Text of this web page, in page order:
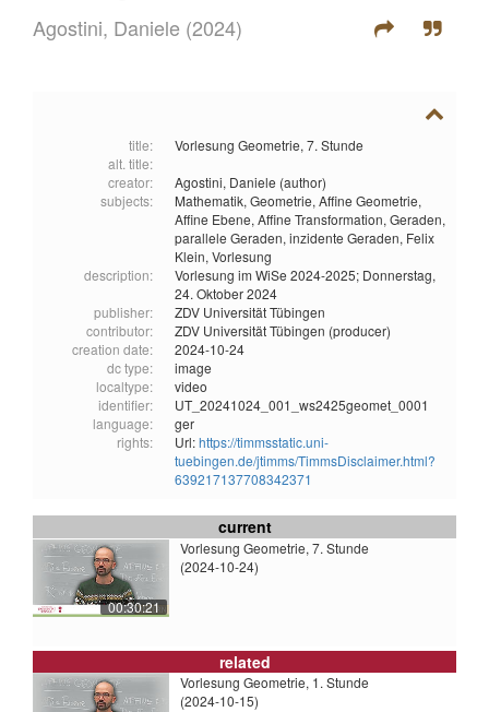
Agostini, Daniele (2024)
title:
Vorlesung Geometrie, 7. Stunde
alt. title:
creator:
Agostini, Daniele (author)
subjects:
Mathematik, Geometrie, Affine Geometrie,
Affine Ebene, Affine Transformation, Geraden,
parallele Geraden, inzidente Geraden, Felix
Klein, Vorlesung
description:
Vorlesung im WiSe 2024-2025; Donnerstag,
24. Oktober 2024
publisher:
ZDV Universität Tübingen
contributor:
ZDV Universität Tübingen (producer)
creation date:
2024-10-24
dc type:
image
localtype:
video
identifier:
UT_20241024_001_ws2425geomet_0001
language:
ger
rights:
Url:https://timmsstatic.uni-
tuebingen.de/jtimms/TimmsDisclaimer.html?
639217137708342371
current
00:30:21
Vorlesung Geometrie, 7. Stunde
(2024-10-24)
related
Vorlesung Geometrie, 1. Stunde
(2024-10-15)